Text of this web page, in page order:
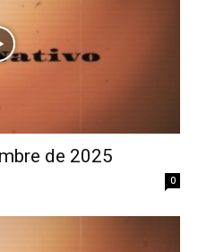
de 2025
0